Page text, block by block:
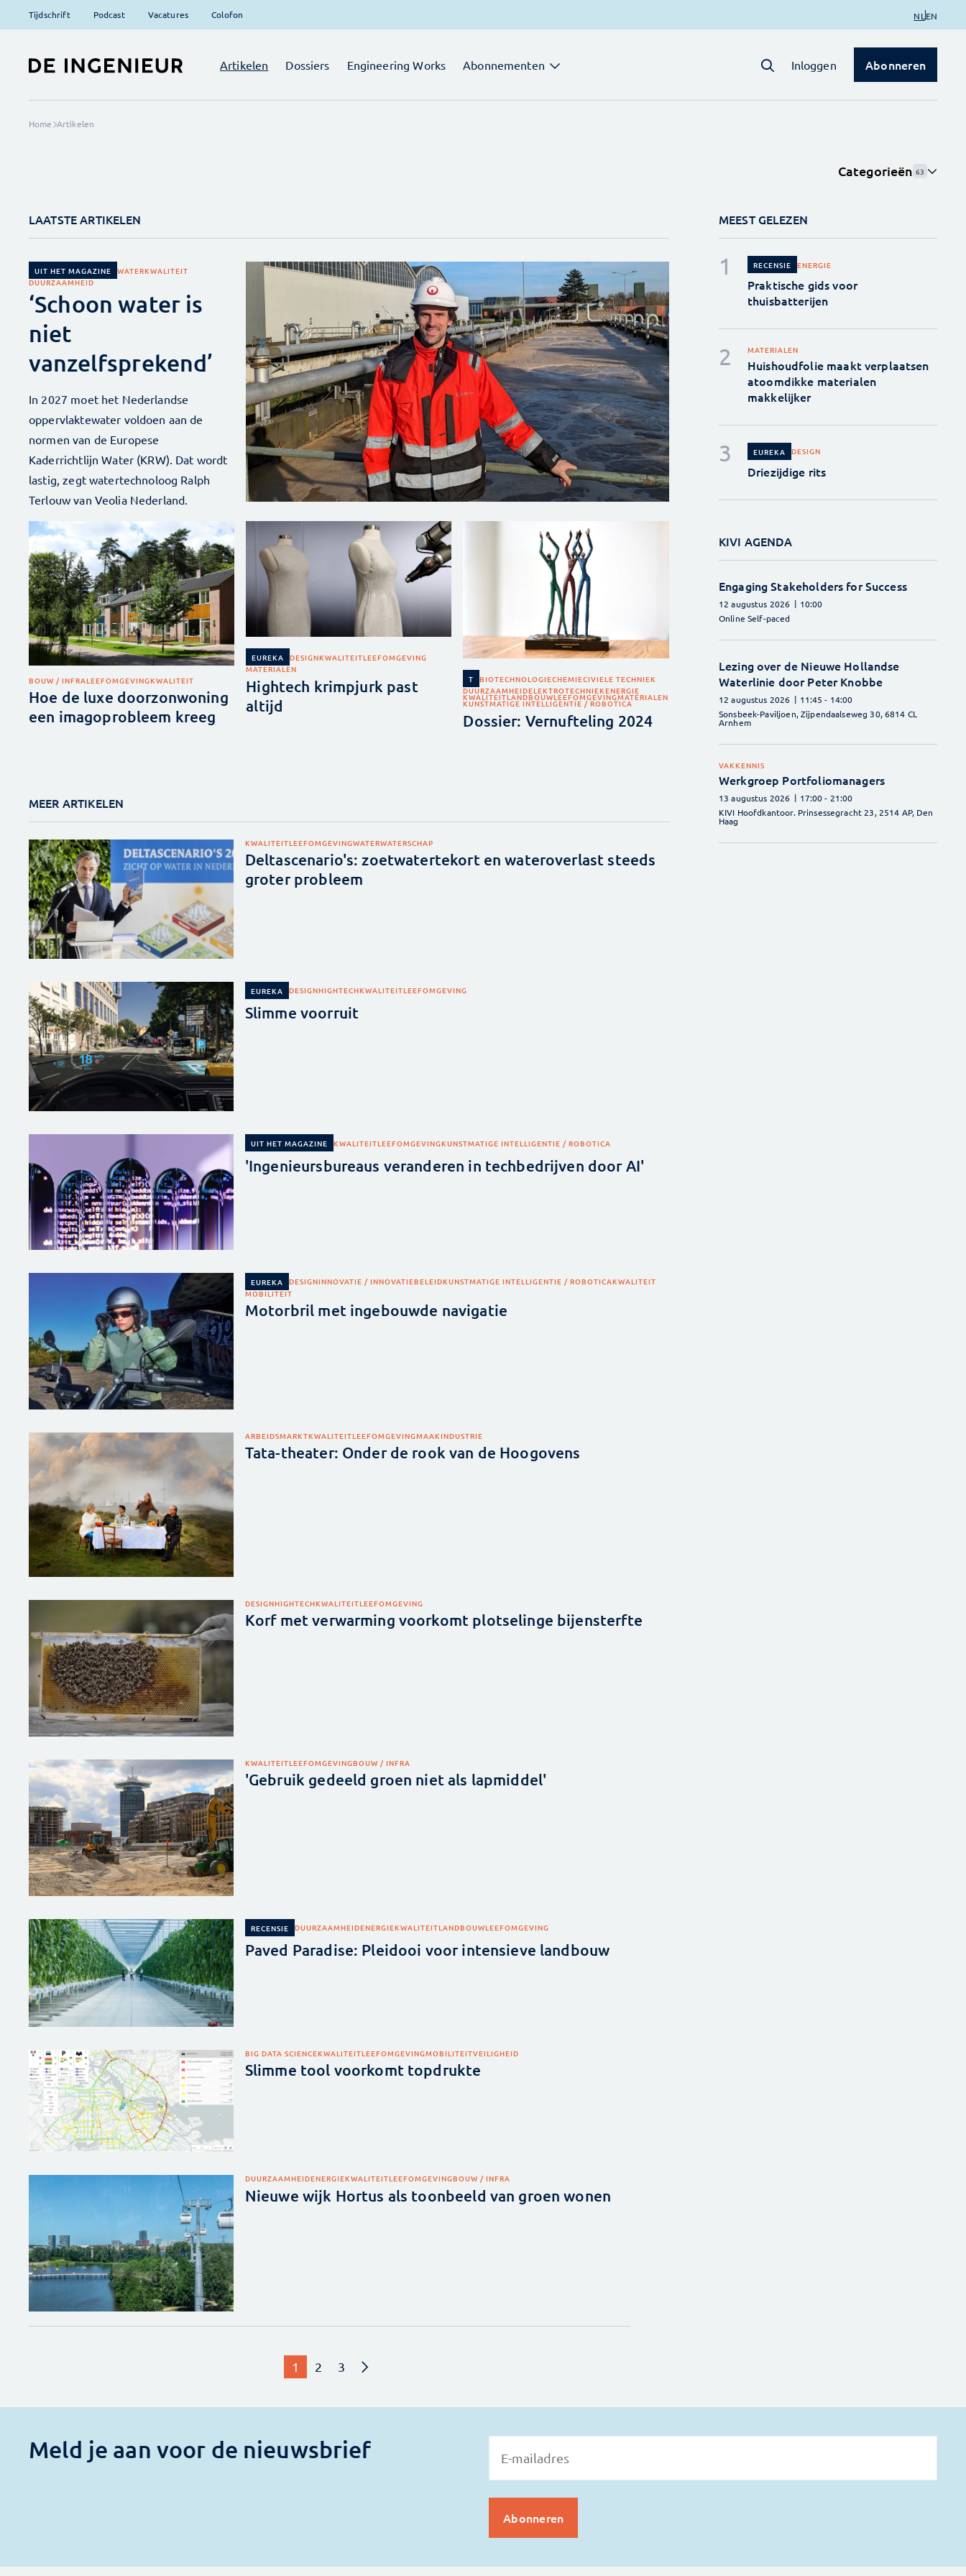
Tijdschrift Podcast Vacatures Colofon NL EN
Artikelen Dossiers Engineering Works Abonnementen Inloggen Abonneren
Home Artikelen
Categorieën 63
LAATSTE ARTIKELEN
UIT HET MAGAZINE WATERKWALITEIT
DUURZAAMHEID
‘Schoon water is
niet
vanzelfsprekend’
In 2027 moet het Nederlandse
oppervlaktewater voldoen aan de
normen van de Europese
Kaderrichtlijn Water (KRW). Dat wordt
lastig, zegt watertechnoloog Ralph
Terlouw van Veolia Nederland.
BOUW / INFRALEEFOMGEVINGKWALITEIT
Hoe de luxe doorzonwoning
een imagoprobleem kreeg
EUREKA DESIGNKWALITEITLEEFOMGEVING
MATERIALEN
Hightech krimpjurk past
altijd
T BIOTECHNOLOGIECHEMIECIVIELE TECHNIEK
DUURZAAMHEIDELEKTROTECHNIEKENERGIE
KWALITEITLANDBOUWLEEFOMGEVINGMATERIALEN
KUNSTMATIGE INTELLIGENTIE / ROBOTICA
Dossier: Vernufteling 2024
MEER ARTIKELEN
KWALITEITLEEFOMGEVINGWATERWATERSCHAP
Deltascenario's: zoetwatertekort en wateroverlast steeds
groter probleem
EUREKA DESIGNHIGHTECHKWALITEITLEEFOMGEVING
Slimme voorruit
UIT HET MAGAZINE KWALITEITLEEFOMGEVINGKUNSTMATIGE INTELLIGENTIE / ROBOTICA
'Ingenieursbureaus veranderen in techbedrijven door AI'
EUREKA DESIGNINNOVATIE / INNOVATIEBELEIDKUNSTMATIGE INTELLIGENTIE / ROBOTICAKWALITEIT
MOBILITEIT
Motorbril met ingebouwde navigatie
ARBEIDSMARKTKWALITEITLEEFOMGEVINGMAAKINDUSTRIE
Tata-theater: Onder de rook van de Hoogovens
DESIGNHIGHTECHKWALITEITLEEFOMGEVING
Korf met verwarming voorkomt plotselinge bijensterfte
KWALITEITLEEFOMGEVINGBOUW / INFRA
'Gebruik gedeeld groen niet als lapmiddel'
RECENSIE DUURZAAMHEIDENERGIEKWALITEITLANDBOUWLEEFOMGEVING
Paved Paradise: Pleidooi voor intensieve landbouw
BIG DATA SCIENCEKWALITEITLEEFOMGEVINGMOBILITEITVEILIGHEID
Slimme tool voorkomt topdrukte
DUURZAAMHEIDENERGIEKWALITEITLEEFOMGEVINGBOUW / INFRA
Nieuwe wijk Hortus als toonbeeld van groen wonen
MEEST GELEZEN
RECENSIE ENERGIE
Praktische gids voor
thuisbatterijen
MATERIALEN
Huishoudfolie maakt verplaatsen
atoomdikke materialen
makkelijker
EUREKA DESIGN
Driezijdige rits
KIVI AGENDA
Engaging Stakeholders for Success
12 augustus 2026
10:00
Online Self-paced
Lezing over de Nieuwe Hollandse
Waterlinie door Peter Knobbe
12 augustus 2026 11:45 - 14:00
Sonsbeek-Paviljoen, Zijpendaalseweg 30, 6814 CL
Arnhem
VAKKENNIS
Werkgroep Portfoliomanagers
13 augustus 2026 17:00- 21:00
KIVI Hoofdkantoor. Prinsessegracht 23, 2514 AP, Den
Haag
1 2 3
Meld je aan voor de nieuwsbrief